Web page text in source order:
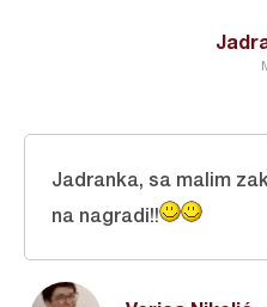
Jadranka, sa malim
na nagradi!!